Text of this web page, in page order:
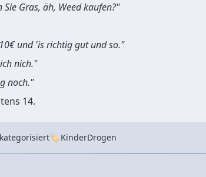
Gras, äh, Weed kaufen?"
und 'is richtig gut und so."
nich."
noch."
14.
Tags
KinderDrogen